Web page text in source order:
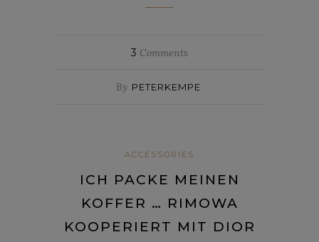
3 Comments
By PETERKEMPE
ACCESSORIES
ICH PACKE MEINEN
KOFFER … RIMOWA
KOOPERIERT MIT DIOR